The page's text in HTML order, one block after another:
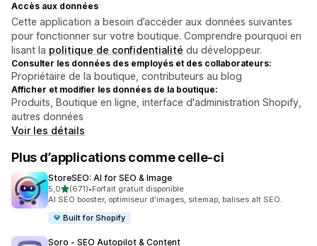
Accès aux données
Cette application a besoin d’accéder aux données suivantes
pour fonctionner sur votre boutique. Comprendre pourquoi en
lisant la politique de confidentialité du développeur.
Consulter les données des employés et des collaborateurs:
Propriétaire de la boutique, contributeurs au blog
Afficher et modifier les données de la boutique:
Produits, Boutique en ligne, interface d'administration Shopify,
autres données
Voir les détails
Plus d’applications comme celle-ci
StoreSEO: AI for SEO & Image
5,0étoile(s) sur 5
(671)
671 avis au total
•Forfait gratuit disponible
AI SEO booster, optimiseur d'images, sitemap, balises alt SEO.
Built for Shopify
Soro ‑ SEO Autopilot & Content